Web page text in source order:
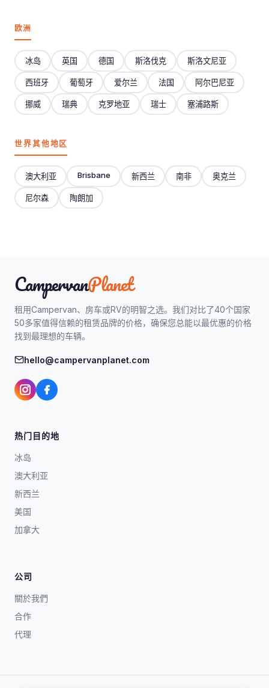
欧洲
冰岛 英国 德国 斯洛伐克 斯洛文尼亚
西班牙 葡萄牙 爱尔兰 法国 阿尔巴尼亚
挪威 瑞典 克罗地亚 瑞士 塞浦路斯
世界其他地区
澳大利亚 Brisbane 新西兰 南非 奥克兰
尼尔森 陶朗加
CampervanPlanet
租用Campervan、房车或RV的明智之选。我们对比了40个国家
50多家值得信赖的租赁品牌的价格，确保您总能以最优惠的价格
找到最理想的车辆。
hello@campervanplanet.com
热门目的地
冰岛
澳大利亚
新西兰
美国
加拿大
公司
關於我們
合作
代理